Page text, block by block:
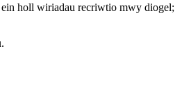
holl wiriadau recriwtio mwy diogel;